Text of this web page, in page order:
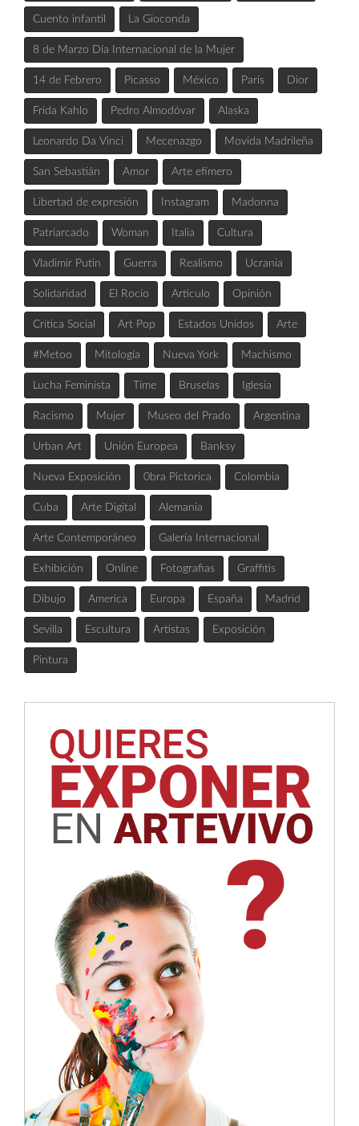
Cuento infantil La Gioconda
8 de Marzo Día Internacional de la Mujer
14 de Febrero Picasso México París Dior
Frida Kahlo Pedro Almodóvar Alaska
Leonardo Da Vinci Mecenazgo Movida Madrileña
San Sebastián Amor Arte efímero
Libertad de expresión Instagram Madonna
Patriarcado Woman Italia Cultura
Vladimir Putin Guerra Realismo Ucrania
Solidaridad El Rocío Articulo Opinión
Critica Social Art Pop Estados Unidos Arte
#Metoo Mitología Nueva York Machismo
Lucha Feminista Time Bruselas Iglesia
Racismo Mujer Museo del Prado Argentina
Urban Art Unión Europea Banksy
Nueva Exposición 0bra Pictorica Colombia
Cuba Arte Digital Alemania
Arte Contemporáneo Galería Internacional
Exhibición Online Fotografias Graffitis
Dibujo America Europa España Madrid
Sevilla Escultura Artistas Exposición
Pintura